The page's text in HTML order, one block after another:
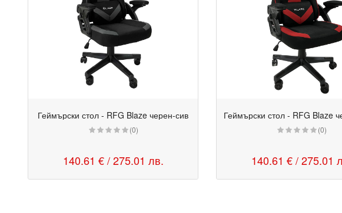
Геймърски стол - RFG Blaze черен-сив
(0)
140.61 € / 275.01 лв.
(0)
140.61 € / 275.01